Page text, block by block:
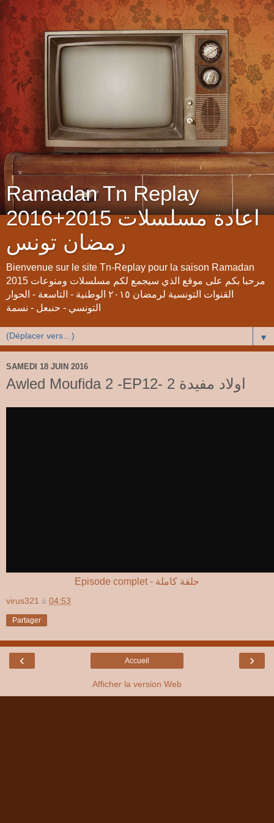
Ramadan Tn Replay
2016+2015 اعادة مسلسلات
رمضان تونس
Bienvenue sur le site Tn-Replay pour la saison Ramadan
2015 مرحبا بكم على موقع الذي سيجمع لكم مسلسلات ومنوعات
القنوات التونسية لرمضان ٢٠١٥ الوطنية - التاسعة - الحوار
التونسي - حنبعل - نسمة
▼
SAMEDI 18 JUIN 2016
Awled Moufida 2 -EP12- 2 اولاد مفيدة
Episode complet - حلقة كاملة
virus321 à 04:53
Partager
‹ ›
Accueil
Afficher la version Web